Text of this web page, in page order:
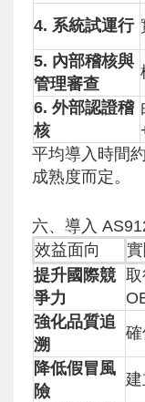
4. 系統試運行
5. 內部稽核與
管理審查
6. 外部認證稽
核
平均導入時間
成熟度而定。
六、導入
效益面向
提升國際競
爭力
強化品質追
溯
降低假冒風
險